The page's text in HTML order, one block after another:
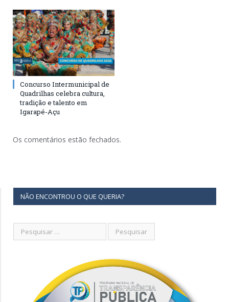
Concurso Intermunicipal de
Quadrilhas celebra cultura,
tradição e talento em
Igarapé-Açu
Os comentários estão fechados.
NÃO ENCONTROU O QUE QUERIA?